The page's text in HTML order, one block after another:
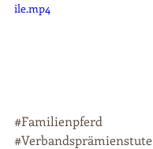
ile.mp4
#Familienpferd
#Verbandsprämienstute